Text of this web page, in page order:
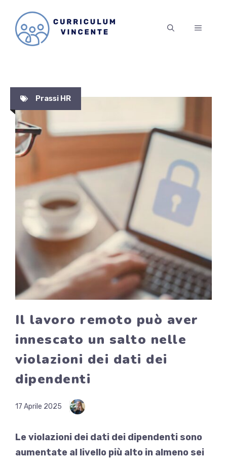
contenuto
MENU
Prassi HR
Il lavoro remoto può aver
innescato un salto nelle
violazioni dei dati dei
dipendenti
17 Aprile 2025
Le violazioni dei dati dei dipendenti sono
aumentate al livello più alto in almeno sei